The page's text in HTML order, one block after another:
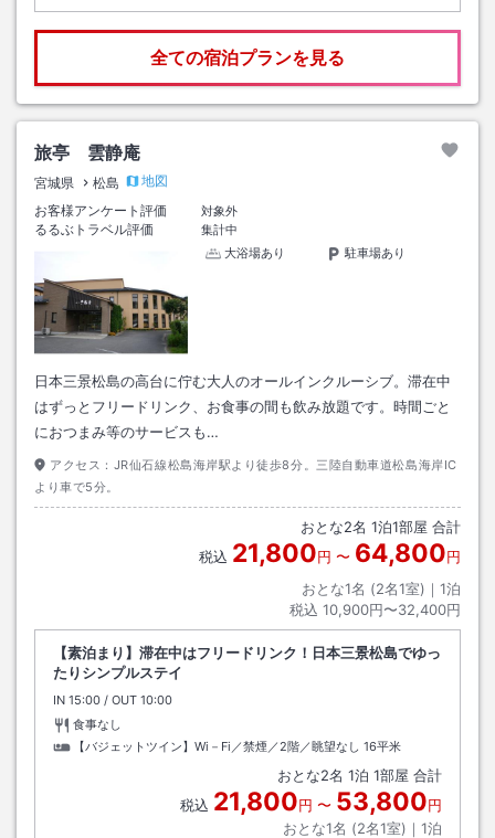
全ての宿泊プランを見る
旅亭 雲静庵
宮城県 松島
地図
お客様アンケート評価
対象外
るるぶトラベル評価
集計中
大浴場あり
駐車場あり
日本三景松島の高台に佇む大人のオールインクルーシブ。滞在中
はずっとフリードリンク、お食事の間も飲み放題です。時間ごと
におつまみ等のサービスも…
アクセス： JR仙石線松島海岸駅より徒歩8分。三陸自動車道松島海岸IC
より車で5分。
おとな2名 1泊1部屋 合計
税込 21,800円 〜 64,800円
おとな1名 (2名1室)｜ 1泊
税込 10,900円〜32,400円
【素泊まり】滞在中はフリードリンク！日本三景松島でゆっ
たりシンプルステイ
IN チェックイン
15:00 / OUT チェックアウト
10:00
食事なし
【バジェットツイン】Wi－Fi／禁煙／2階／眺望なし 16平米
おとな2名 1泊 1部屋 合計
税込 21,800円 〜 53,800円
おとな1名 (2名1室)｜ 1泊